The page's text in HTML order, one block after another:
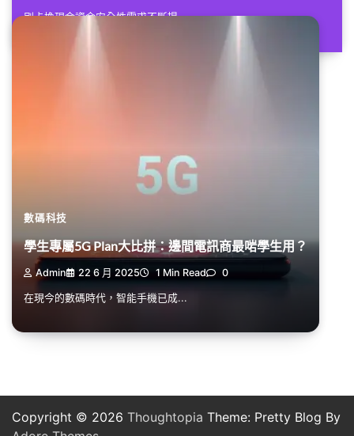
刷卡換現金資金安全性需求不斷提...
數碼科技
學生專屬5G Plan大比拼：邊間電訊商最啱學生用？
Admin 22 6 月 2025 1 Min Read 0
在現今的數碼時代，智能手機已成...
Copyright © 2026 Thoughtopia Theme: Pretty Blog By